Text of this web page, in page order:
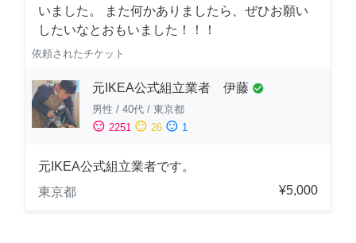
いました。 また何かありましたら、ぜひお願い
したいなとおもいました！！！
依頼されたチケット
元IKEA公式組立業者 伊藤 check_circle
男性 / 40代 / 東京都
sentiment_satisfied 2251 sentiment_neutral 26 sentiment_dissatisfied 1
元IKEA公式組立業者です。
東京都
¥5,000